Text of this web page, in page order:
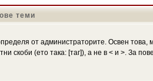
теми
от администраторите. Освен
скоби (ето така: [таг]), а не в < и >. За